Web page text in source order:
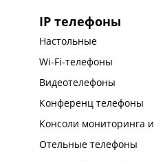
IP телефоны
Настольные
Wi-Fi-телефоны
Видеотелефоны
Конференц телефоны
Консоли мониторинга
Отельные телефоны